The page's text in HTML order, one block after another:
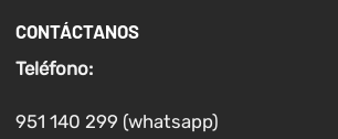
CONTÁCTANOS
Teléfono:
951 140 299 (whatsapp)